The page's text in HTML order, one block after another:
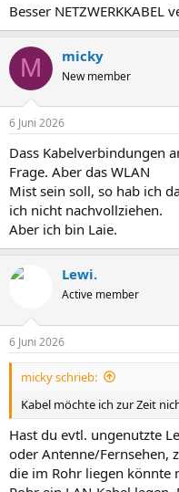
Besser NETZWERKKABEL
M micky
New member
6 Juni 2026
Dass Kabelverbindungen
Frage. Aber das WLAN
Mist sein soll, so hab ich
ich nicht nachvollziehen.
Aber ich bin Laie.
Lewi.
Active member
6 Juni 2026
micky schrieb:
Kabel möchte ich zur Zeit
Hast du evtl. ungenutzte
oder Antenne/Fernsehen,
die im Rohr liegen könnte